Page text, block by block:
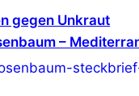
gegen Unkraut
–